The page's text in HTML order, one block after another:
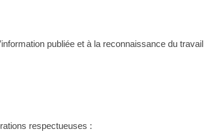
publiée et à la reconnaissance du travail
respectueuses :